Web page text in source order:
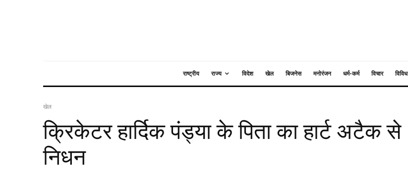
राष्ट्रीय राज्य विदेश खेल बिजनेस मनोरंजन धर्म-कर्म विचार विविध
खेल
क्रिकेटर हार्दिक पंड्या के पिता का हार्ट अटैक से
निधन